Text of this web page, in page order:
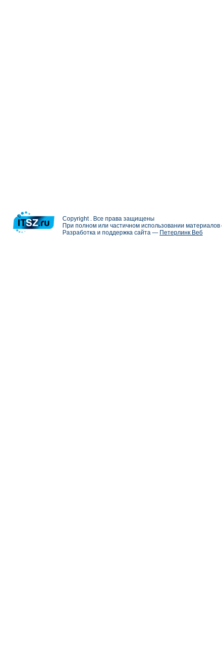
Copyright . Все права защищены
При полном или частичном использовании
Разработка и поддержка сайта — Петерлинк Веб